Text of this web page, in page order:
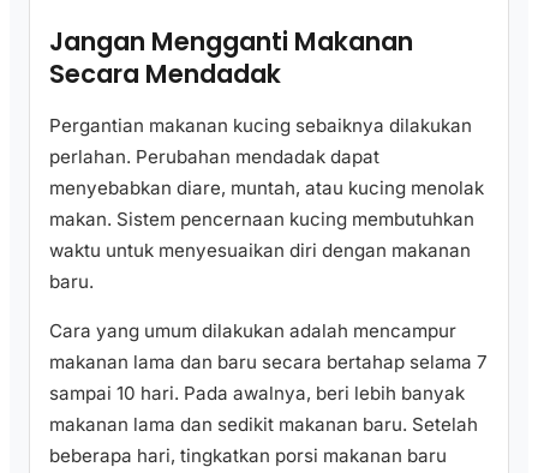
Jangan Mengganti Makanan
Secara Mendadak
Pergantian makanan kucing sebaiknya dilakukan
perlahan. Perubahan mendadak dapat
menyebabkan diare, muntah, atau kucing menolak
makan. Sistem pencernaan kucing membutuhkan
waktu untuk menyesuaikan diri dengan makanan
baru.
Cara yang umum dilakukan adalah mencampur
makanan lama dan baru secara bertahap selama 7
sampai 10 hari. Pada awalnya, beri lebih banyak
makanan lama dan sedikit makanan baru. Setelah
beberapa hari, tingkatkan porsi makanan baru